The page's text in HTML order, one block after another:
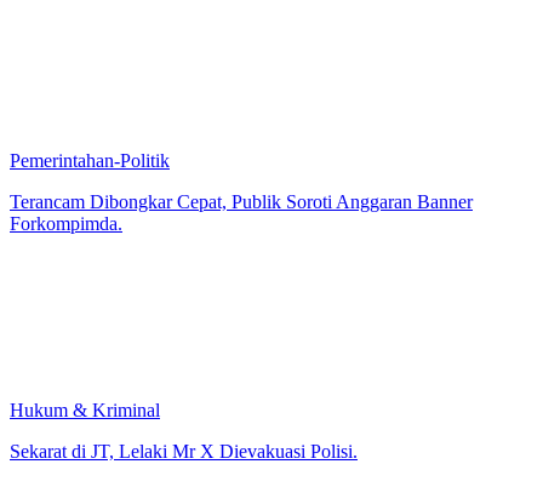
Pemerintahan-Politik
Terancam Dibongkar Cepat, Publik Soroti Anggaran Banner
Forkompimda.
Hukum & Kriminal
Sekarat di JT, Lelaki Mr X Dievakuasi Polisi.